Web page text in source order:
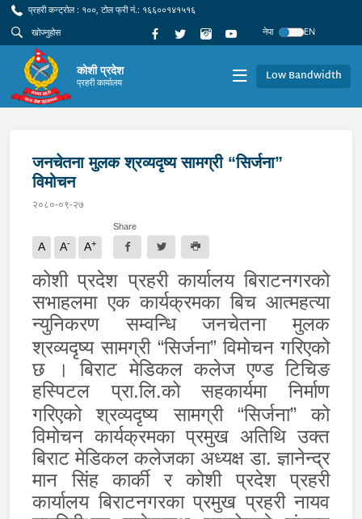
प्रहरी कन्ट्रोल : १००, टोल फ्री नं.: १६६००१४१५१६
नेपा
EN
कोशी प्रदेश
प्रहरी कार्यालय Low Bandwidth
जनचेतना मुलक श्रव्यदृष्य सामग्री “सिर्जना”
विमोचन
२०८०-०९-२७
A A- A+
Share
कोशी प्रदेश प्रहरी कार्यालय बिराटनगरको
सभाहलमा एक कार्यक्रमका बिच आत्महत्या
न्युनिकरण सम्वन्धि जनचेतना मुलक
श्रव्यदृष्य सामग्री “सिर्जना” विमोचन गरिएको
छ । बिराट मेडिकल कलेज एण्ड टिचिङ
हस्पिटल प्रा.लि.को सहकार्यमा निर्माण
गरिएको श्रव्यदृष्य
सामग्री “सिर्जना” को
विमोचन कार्यक्रमका प्रमुख अतिथि उक्त
बिराट मेडिकल कलेजका अध्यक्ष डा. ज्ञानेन्द्र
मान सिंह कार्की र कोशी प्रदेश प्रहरी
कार्यालय बिराटनगरका प्रमुख प्रहरी नायव